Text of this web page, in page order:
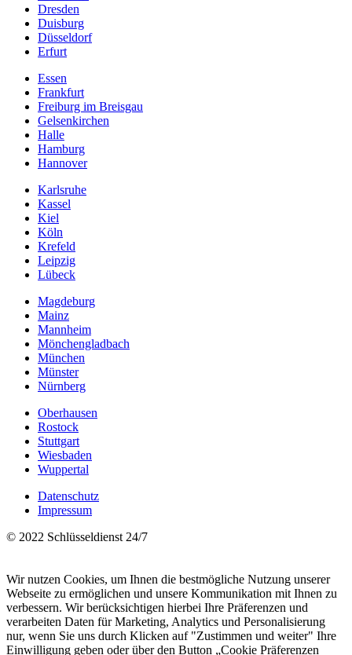
Dresden
Duisburg
Düsseldorf
Erfurt
Essen
Frankfurt
Freiburg im Breisgau
Gelsenkirchen
Halle
Hamburg
Hannover
Karlsruhe
Kassel
Kiel
Köln
Krefeld
Leipzig
Lübeck
Magdeburg
Mainz
Mannheim
Mönchengladbach
München
Münster
Nürnberg
Oberhausen
Rostock
Stuttgart
Wiesbaden
Wuppertal
Datenschutz
Impressum
© 2022 Schlüsseldienst 24/7
Wir nutzen Cookies, um Ihnen die bestmögliche Nutzung unserer
Webseite zu ermöglichen und unsere Kommunikation mit Ihnen zu
verbessern. Wir berücksichtigen hierbei Ihre Präferenzen und
verarbeiten Daten für Marketing, Analytics und Personalisierung
nur, wenn Sie uns durch Klicken auf "Zustimmen und weiter" Ihre
Einwilligung geben oder über den Button „Cookie Präferenzen